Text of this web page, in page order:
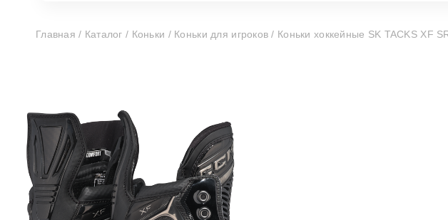
Главная / Каталог / Коньки / Коньки для игроков / Коньки хоккейные SK TACKS XF